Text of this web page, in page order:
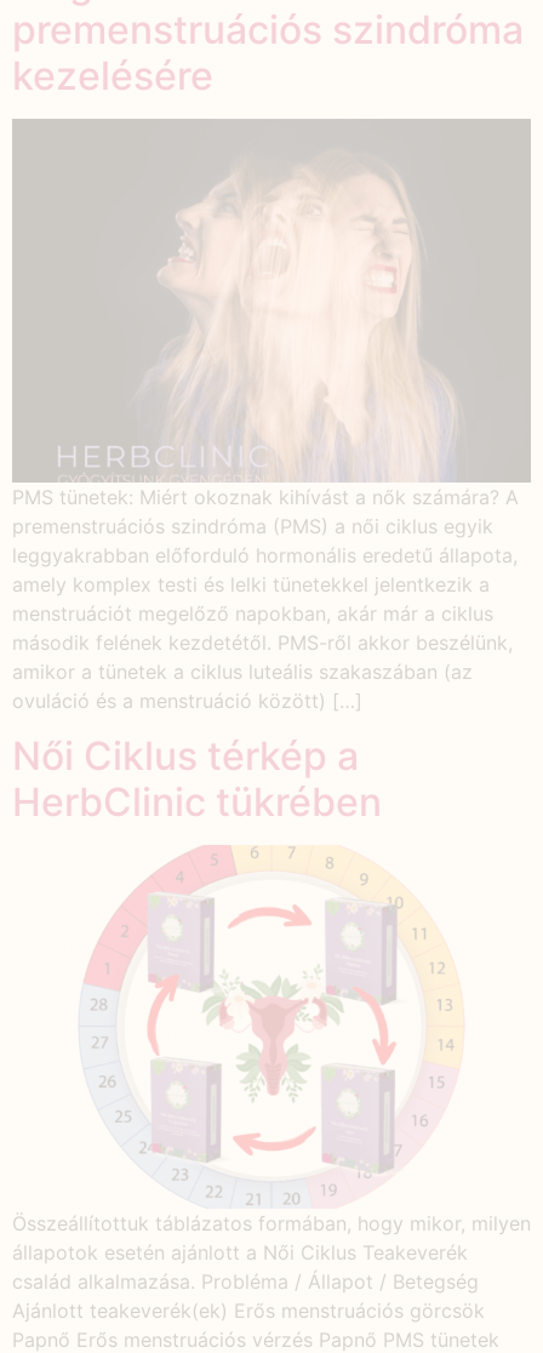
premenstruációs szindróma
kezelésére
PMS tünetek: Miért okoznak kihívást a nők számára? A
premenstruációs szindróma (PMS) a női ciklus egyik
leggyakrabban előforduló hormonális eredetű állapota,
amely komplex testi és lelki tünetekkel jelentkezik a
menstruációt megelőző napokban, akár már a ciklus
második felének kezdetétől. PMS-ről akkor beszélünk,
amikor a tünetek a ciklus luteális szakaszában (az
ovuláció és a menstruáció között) […]
Női Ciklus térkép a
HerbClinic tükrében
Összeállítottuk táblázatos formában, hogy mikor, milyen
állapotok esetén ajánlott a Női Ciklus Teakeverék
család alkalmazása. Probléma / Állapot / Betegség
Ajánlott teakeverék(ek) Erős menstruációs görcsök
Papnő Erős menstruációs vérzés Papnő PMS tünetek